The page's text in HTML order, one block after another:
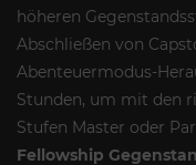
höheren
Abschließen von
Abenteuermodus-
Stunden, um mit den
Stufen Master oder
Fellowship